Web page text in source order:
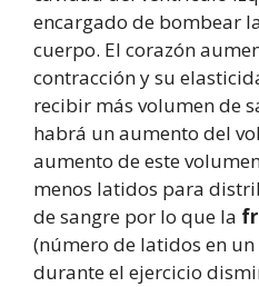
encargado de bombear
cuerpo. El corazón
contracción y su
recibir más volumen de
habrá un aumento del
aumento de este
menos latidos para
de sangre por lo que la
(número de latidos en
durante el ejercicio